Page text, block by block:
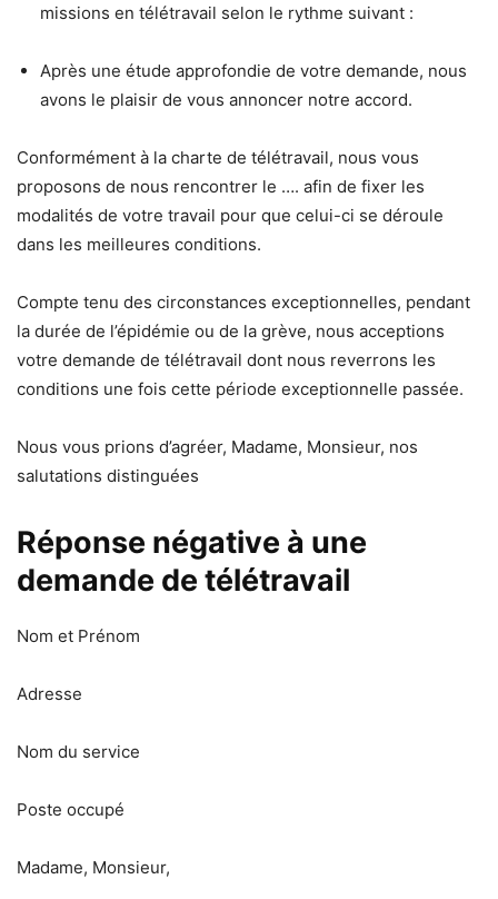
missions en télétravail selon le rythme suivant :
Après une étude approfondie de votre demande, nous
avons le plaisir de vous annoncer notre accord.
Conformément à la charte de télétravail, nous vous
proposons de nous rencontrer le …. afin de fixer les
modalités de votre travail pour que celui-ci se déroule
dans les meilleures conditions.
Compte tenu des circonstances exceptionnelles, pendant
la durée de l’épidémie ou de la grève, nous acceptions
votre demande de télétravail dont nous reverrons les
conditions une fois cette période exceptionnelle passée.
Nous vous prions d’agréer, Madame, Monsieur, nos
salutations distinguées
Réponse négative à une
demande de télétravail
Nom et Prénom
Adresse
Nom du service
Poste occupé
Madame, Monsieur,